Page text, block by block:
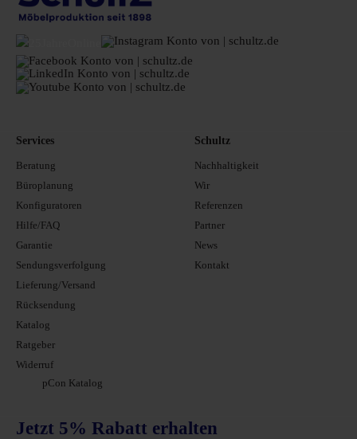
Services
Beratung
Büroplanung
Konfiguratoren
Hilfe/FAQ
Garantie
Sendungsverfolgung
Lieferung/Versand
Rücksendung
Katalog
Ratgeber
Widerruf
pCon Katalog
Schultz
Nachhaltigkeit
Wir
Referenzen
Partner
News
Kontakt
Jetzt 5% Rabatt erhalten